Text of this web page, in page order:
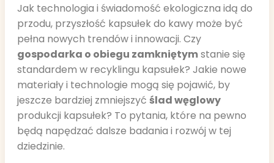
Jak technologia i świadomość ekologiczna idą do
przodu, przyszłość kapsułek do kawy może być
pełna nowych trendów i innowacji. Czy
gospodarka o obiegu zamkniętymstanie się
standardem w recyklingu kapsułek? Jakie nowe
materiały i technologie mogą się pojawić, by
jeszcze bardziej zmniejszyć ślad węglowy
produkcji kapsułek? To pytania, które na pewno
będą napędzać dalsze badania i rozwój w tej
dziedzinie.